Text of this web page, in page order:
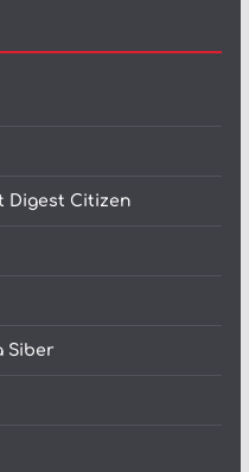
Digest Citizen
Siber